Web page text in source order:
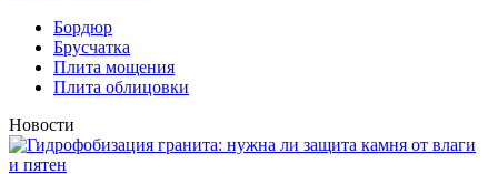
Бордюр
Брусчатка
Плита мощения
Плита облицовки
Новости